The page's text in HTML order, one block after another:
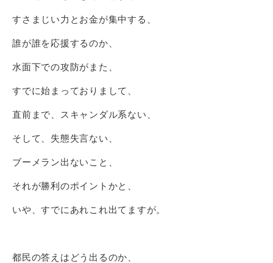
すさまじい力とお金が集中する、
誰が誰を応援するのか、
水面下での攻防がまた、
すでに始まっておりまして、
直前まで、スキャンダル系ない、
そして、失態失言ない、
ブーメラン出ないこと、
それが勝利のポイントかと、
いや、すでにあれこれ出てますが。
都民の答えはどう出るのか、